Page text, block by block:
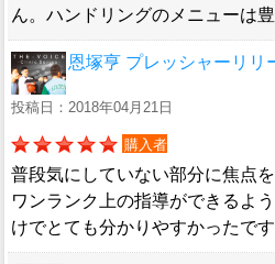
ん。ハンドリングのメニューは
恩塚亨 プレッシャーリリ
投稿日：2018年04月21日
購入者
普段気にしていない部分に焦点
ワンランク上の指導ができるよ
けでとても分かりやすかったです